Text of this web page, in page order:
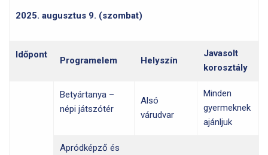
2025. augusztus 9. (szombat)
Időpont
Programelem Helyszín
Javasolt
korosztály
Betyártanya –
népi játszótér
Alsó
várudvar
Minden
gyermeknek
ajánljuk
Apródképző és